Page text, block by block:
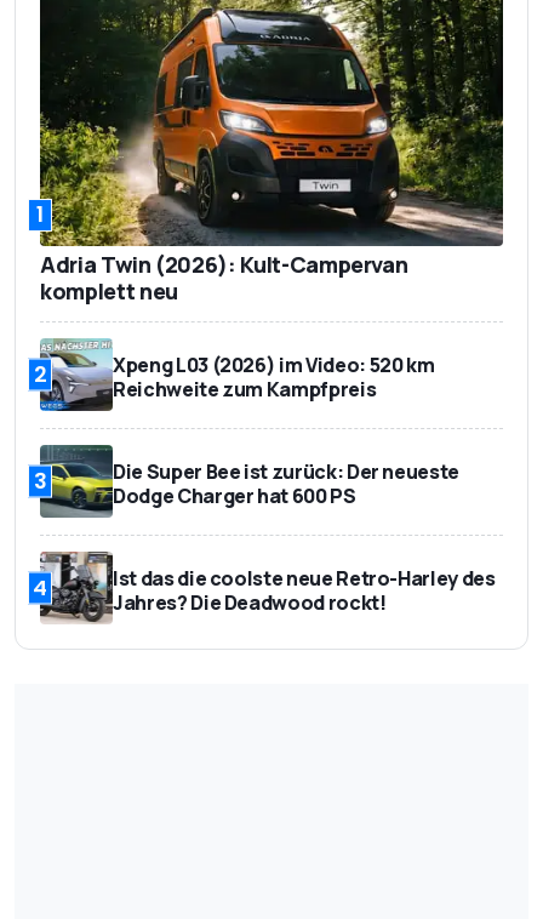
1
Adria Twin (2026): Kult-Campervan
komplett neu
2
Xpeng L03 (2026) im Video: 520 km
Reichweite zum Kampfpreis
3
Die Super Bee ist zurück: Der neueste
Dodge Charger hat 600 PS
4
Ist das die coolste neue Retro-Harley des
Jahres? Die Deadwood rockt!